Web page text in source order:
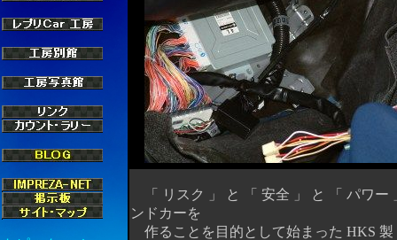
「 リスク 」 と 「 安全 」 と 「 パワー
ンドカーを
作ることを目的として始まった HKS 製